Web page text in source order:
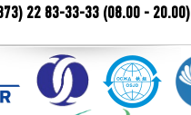
22 83-33-33 (08.00 - 20.00)